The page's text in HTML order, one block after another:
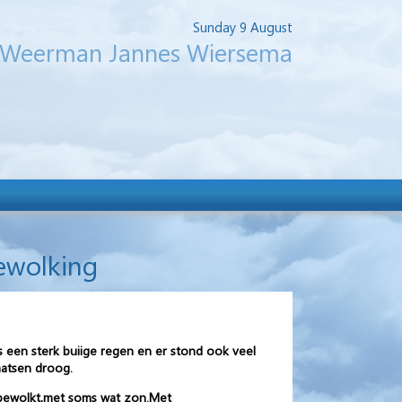
Sunday 9 August
Weerman Jannes Wiersema
een sterk buiige regen en er stond ook veel
droog.
soms wat zon.Met